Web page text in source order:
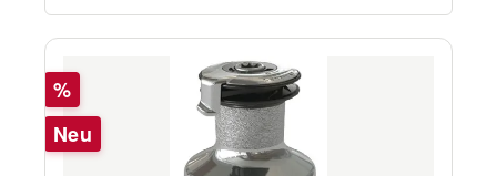
Rabatt
%
Neu